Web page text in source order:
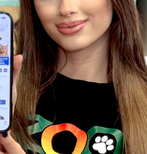
Смотреть Все
ОРГАНИЧЕСКАЯ ТРАВА TRIXIE ДЛЯ
КОШЕК — НАТУРАЛЬНЫЕ СЕМЕНА ДЛЯ
ЗДОРОВОГО ПИЩЕВАРЕНИЯ,100 Г